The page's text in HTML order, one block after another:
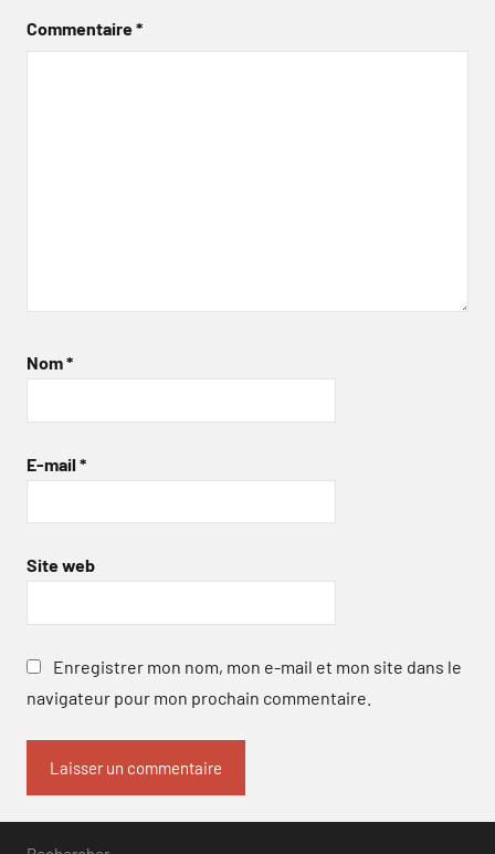
Commentaire*
Nom*
E-mail *
Site web
Enregistrer mon nom, mon e-mail et mon site dans le
navigateur pour mon prochain commentaire.